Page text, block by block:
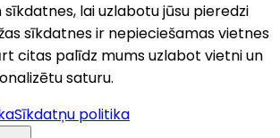
lai uzlabotu jūsu pieredzi
sīkdatnes ir nepieciešamas vietnes
citas palīdz mums uzlabot vietni un
saturu.
Sīkdatņu politika